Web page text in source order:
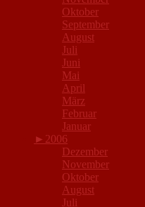
Oktober
September
August
Juli
Juni
Mai
April
März
Februar
Januar
► 2006
Dezember
November
Oktober
August
Juli